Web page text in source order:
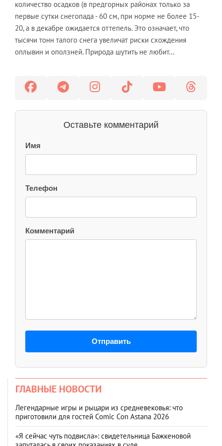
количество осадков (в предгорных районах только за
первые сутки снегопада - 60 см, при норме не более 15-
20, а в декабре ожидается оттепель. Это означает, что
тысячи тонн талого снега увеличат риски схождения
оплывин и оползней. Природа шутить не любит...
Оставьте комментарий
Имя
Телефон
Комментарий
Отправить
ГЛАВНЫЕ НОВОСТИ
Легендарные игры и рыцари из средневековья: что
приготовили для гостей Comic Con Astana 2026
«Я сейчас чуть подвисла»: свидетельница Бажкеновой